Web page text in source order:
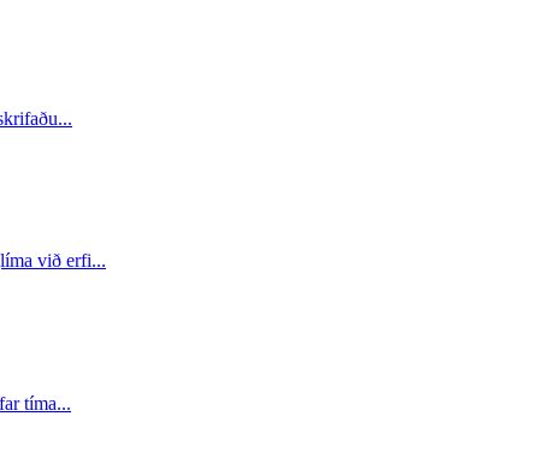
...
við erfi...
tíma...